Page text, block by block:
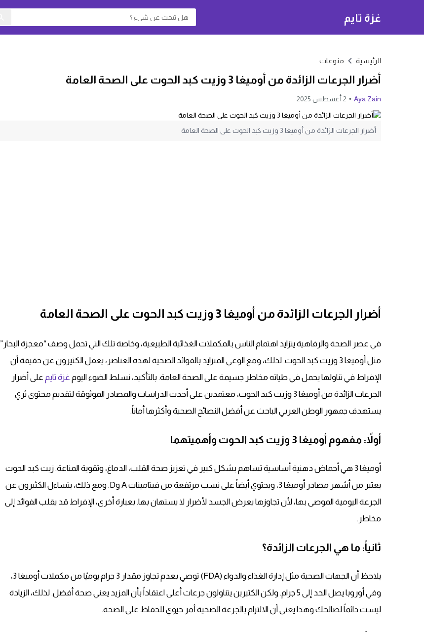
غزة تايم
الرئيسية منوعات
أضرار الجرعات الزائدة من أوميغا 3 وزيت كبد الحوت على الصحة العامة
Aya Zain 2 أغسطس 2025
أضرار الجرعات الزائدة من أوميغا 3 وزيت كبد الحوت على الصحة العامة
أضرار الجرعات الزائدة من أوميغا 3 وزيت كبد الحوت على الصحة العامة
في عصر الصحة والرفاهية يتزايد اهتمام الناس بالمكملات الغذائية الطبيعية، وخاصة تلك التي تحمل وصف “معجزة البحار”
مثل أوميغا 3 وزيت كبد الحوت. لذلك، ومع الوعي المتزايد بالفوائد الصحية لهذه العناصر، يغفل الكثيرون عن حقيقة أن
الإفراط في تناولها يحمل في طياته مخاطر جسيمة على الصحة العامة. بالتأكيد، نسلط الضوء اليوم غزة تايم على أضرار
الجرعات الزائدة من أوميغا 3 وزيت كبد الحوت، معتمدين على أحدث الدراسات والمصادر الموثوقة لتقديم محتوى ثري
يستهدف جمهور الوطن العربي الباحث عن أفضل النصائح الصحية وأكثرها أماناً.
أولاً: مفهوم أوميغا 3 وزيت كبد الحوت وأهميتهما
أوميغا 3 هي أحماض دهنية أساسية تساهم بشكل كبير في تعزيز صحة القلب، الدماغ، وتقوية المناعة. زيت كبد الحوت
يعتبر من أشهر مصادر أوميغا 3، ويحتوي أيضاً على نسب مرتفعة من فيتامينات A وD. ومع ذلك، يتساءل الكثيرون عن
الجرعة اليومية الموصى بها، لأن تجاوزها يعرض الجسد لأضرار لا يستهان بها. بعبارة أخرى، الإفراط قد يقلب الفوائد إلى
مخاطر.
ثانياً: ما هي الجرعات الزائدة؟
يلاحظ أن الجهات الصحية مثل إدارة الغذاء والدواء (FDA) توصي بعدم تجاوز مقدار 3 جرام يوميًا من مكملات أوميغا 3،
وفي أوروبا يصل الحد إلى 5 جرام. ولكن الكثيرين يتناولون جرعات أعلى اعتقاداً بأن المزيد يعني صحة أفضل. لذلك، الزيادة
ليست دائماً لصالحك وهذا يعني أن الالتزام بالجرعة الصحية أمر حيوي للحفاظ على الصحة.